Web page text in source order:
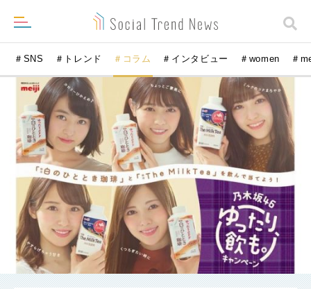
＃SNS ＃トレンド ＃コラム ＃インタビュー ＃women ＃